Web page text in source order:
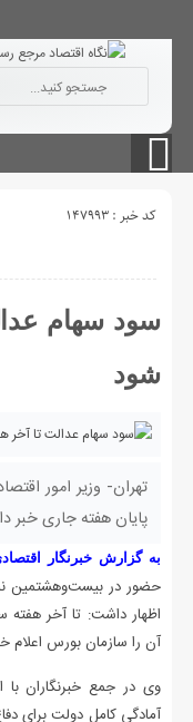
کد خبر : 147993
سود سهام
شود
تهران- وزیر امور
پایان هفته جاری خبر
به گزارش خبرنگار
حضور در بیست‌وهشتمین
اظهار داشت: تا آخر
آن را سازمان بورس اعلام
وی در جمع خبرنگاران با
آمادگی کامل دولت برای